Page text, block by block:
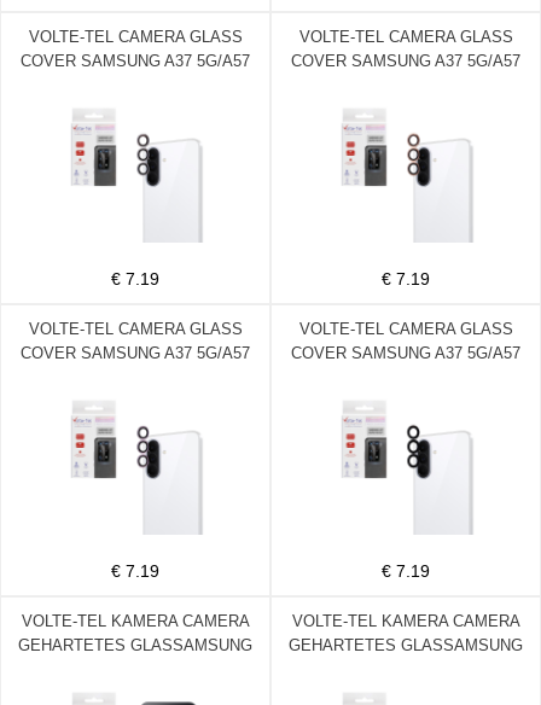
VOLTE-TEL CAMERA GLASS
COVER SAMSUNG A37 5G/A57
APPLICATION SILVER
€ 7.19
VOLTE-TEL CAMERA GLASS
COVER SAMSUNG A37 5G/A57
APPLICATION GOLD
€ 7.19
VOLTE-TEL CAMERA GLASS
COVER SAMSUNG A37 5G/A57
APPLICATION PURPLE
€ 7.19
VOLTE-TEL CAMERA GLASS
COVER SAMSUNG A37 5G/A57
APPLICATION BLACK
€ 7.19
VOLTE-TEL KAMERA CAMERA
GEHARTETES GLASSAMSUNG
5G M176 6.7in 9H 0.25mm 3D
VOLTE-TEL KAMERA CAMERA
GEHARTETES GLASSAMSUNG
3D CURVED BLACK